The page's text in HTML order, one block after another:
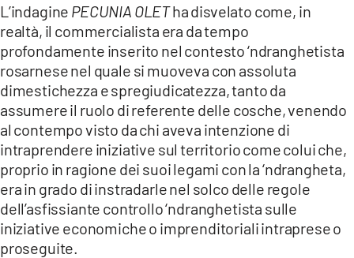
L’indagine PECUNIA OLETha disvelato come, in
realtà, il commercialista era da tempo
profondamente inserito nel contesto ‘ndranghetista
rosarnese nel quale si muoveva con assoluta
dimestichezza e spregiudicatezza, tanto da
assumere il ruolo di referente delle cosche, venendo
al contempo visto da chi aveva intenzione di
intraprendere iniziative sul territorio come colui che,
proprio in ragione dei suoi legami con la ‘ndrangheta,
era in grado di instradarle nel solco delle regole
dell’asfissiante controllo ‘ndranghetista sulle
iniziative economiche o imprenditoriali intraprese o
proseguite.